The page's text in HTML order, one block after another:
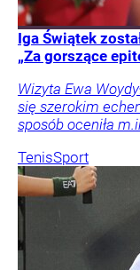
Iga Świątek
„Za gorszące
Wizyta Ewa
się szerokim
sposób oceniła
TenisSport